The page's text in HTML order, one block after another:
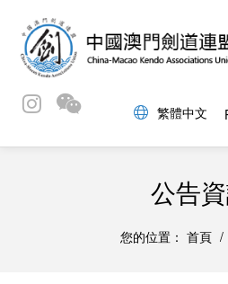
繁體中文
公告
您的位置： 首頁 /